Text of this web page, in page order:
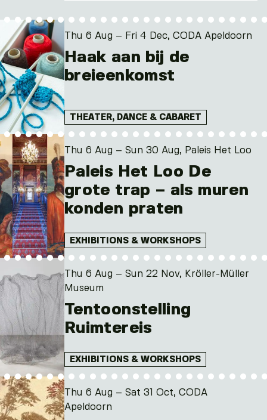
Thu. 6 Aug 2026
Mon. 10 Aug 2026
Tue. 11 Aug 2026
Thu 6 Aug – Fri 4 Dec, CODA Apeldoorn
Haak aan bij de
breieenkomst
THEATER, DANCE & CABARET
Thu 6 Aug – Sun 30 Aug, Paleis Het Loo
Paleis Het Loo De
grote trap – als muren
konden praten
EXHIBITIONS & WORKSHOPS
Thu 6 Aug – Sun 22 Nov, Kröller-Müller
Museum
Tentoonstelling
Ruimtereis
EXHIBITIONS & WORKSHOPS
Thu 6 Aug – Sat 31 Oct, CODA
Apeldoorn